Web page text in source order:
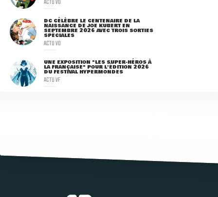
DC CÉLÈBRE LE CENTENAIRE DE LA
NAISSANCE DE JOE KUBERT EN
SEPTEMBRE 2026 AVEC TROIS SORTIES
SPÉCIALES
ACTU VO
UNE EXPOSITION "LES SUPER-HÉROS À
LA FRANÇAISE" POUR L'ÉDITION 2026
DU FESTIVAL HYPERMONDES
ACTU VF